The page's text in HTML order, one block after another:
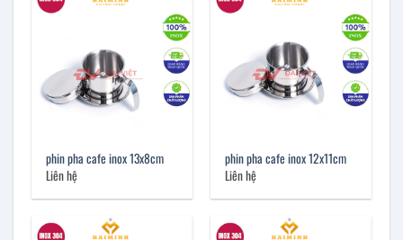
phin pha cafe inox 13x8cm
Liên hệ
phin pha cafe inox 12x11cm
Liên hệ